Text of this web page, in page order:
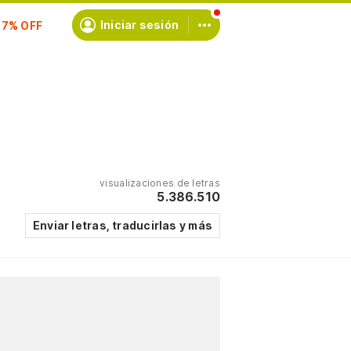
Iniciar sesión
visualizaciones de letras
5.386.510
Enviar letras, traducirlas y más